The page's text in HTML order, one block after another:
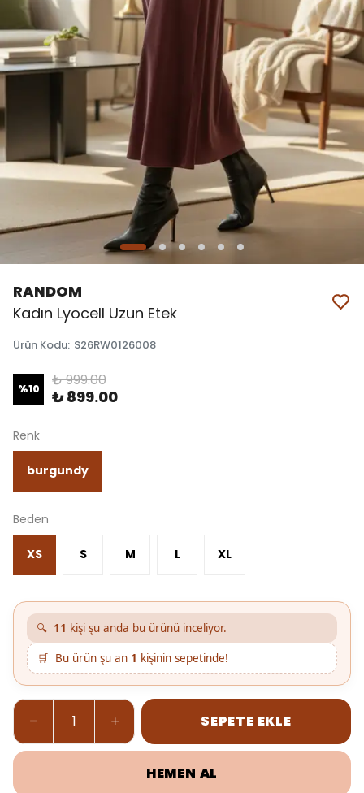
RANDOM
Kadın Lyocell Uzun Etek
Ürün Kodu: S26RW0126008
%10 ₺ 999.00
₺ 899.00
Renk
burgundy
Beden
XS S M L XL
🔍 11 kişi şu anda bu ürünü inceliyor.
🛒 Bu ürün şu an 1 kişinin sepetinde!
SEPETE EKLE
HEMEN AL